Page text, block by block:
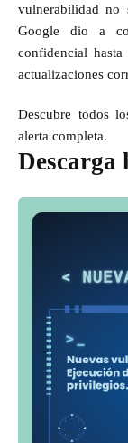
vulnerabilidad no
Google dio a
confidencial
actualizaciones
Descubre todos
alerta completa.
Descarga